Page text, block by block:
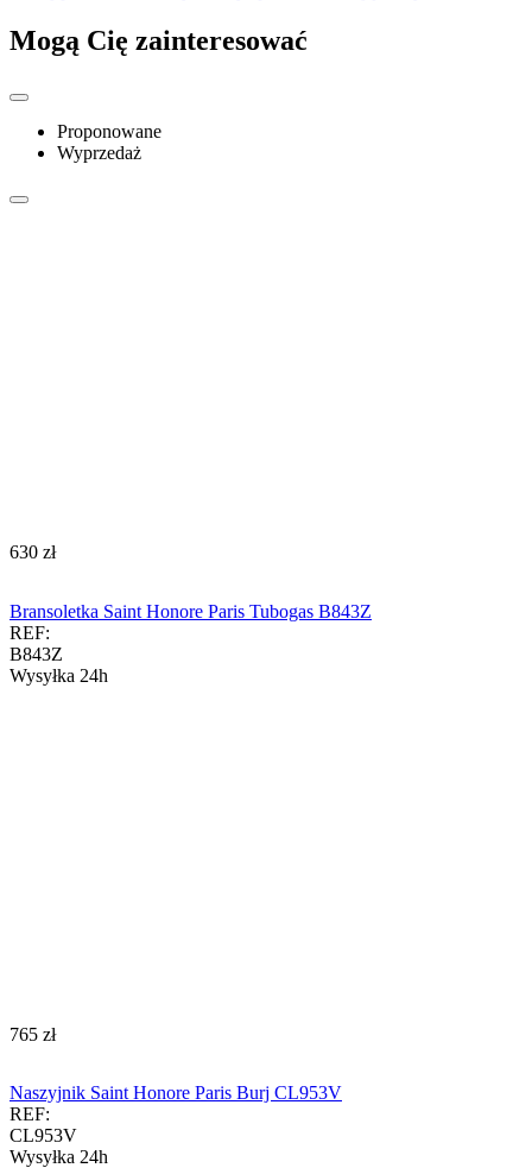
Mogą Cię zainteresować
Proponowane
Wyprzedaż
‍630‍ zł
Bransoletka Saint Honore Paris Tubogas B843Z
REF:
B843Z
Wysyłka 24h
‍765‍ zł
Naszyjnik Saint Honore Paris Burj CL953V
REF:
CL953V
Wysyłka 24h